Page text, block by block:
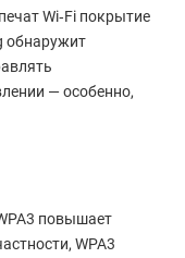
Wi‑Fi покрытие
обнаружит
— особенно,
повышает
WPA3